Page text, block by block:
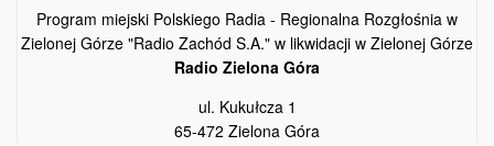
Program miejski Polskiego Radia - Regionalna Rozgłośnia w
Zielonej Górze "Radio Zachód S.A." w likwidacji w Zielonej Górze
Radio Zielona Góra
ul. Kukułcza 1
65-472 Zielona Góra